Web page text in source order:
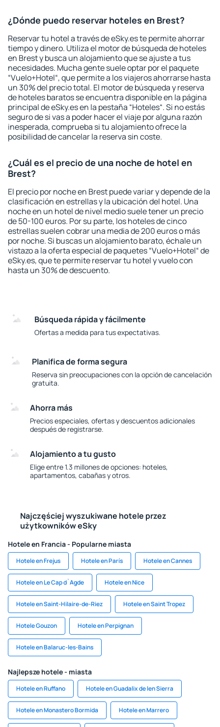
¿Dónde puedo reservar hoteles en Brest?
Reservar tu hotel a través de eSky.es te permite ahorrar
tiempo y dinero. Utiliza el motor de búsqueda de hoteles
en Brest y busca un alojamiento que se ajuste a tus
necesidades. Mucha gente suele optar por el paquete
“Vuelo+Hotel“, que permite a los viajeros ahorrarse hasta
un 30% del precio total. El motor de búsqueda y reserva
de hoteles baratos se encuentra disponible en la página
principal de eSky.es en la pestaña “Hoteles“. Si no estás
seguro de si vas a poder hacer el viaje por alguna razón
inesperada, comprueba si tu alojamiento ofrece la
posibilidad de cancelar la reserva sin coste.
¿Cuál es el precio de una noche de hotel en
Brest?
El precio por noche en Brest puede variar y depende de la
clasificación en estrellas y la ubicación del hotel. Una
noche en un hotel de nivel medio suele tener un precio
de 50-100 euros. Por su parte, los hoteles de cinco
estrellas suelen cobrar una media de 200 euros o más
por noche. Si buscas un alojamiento barato, échale un
vistazo a la oferta especial de paquetes “Vuelo+Hotel“ de
eSky.es, que te permite reservar tu hotel y vuelo con
hasta un 30% de descuento.
Búsqueda rápida y fácilmente
Ofertas a medida para tus expectativas.
Planifica de forma segura
Reserva sin preocupaciones con la opción de cancelación
gratuita.
Ahorra más
Precios especiales, ofertas y descuentos adicionales
después de registrarse.
Alojamiento a tu gusto
Elige entre 1.3 millones de opciones: hoteles,
apartamentos, cabañas y otros.
Najczęściej wyszukiwane hotele przez
użytkowników eSky
Hotele en Francia - Popularne miasta
Hotele en Frejus Hotele en París Hotele en Cannes
Hotele en Le Cap d`Agde Hotele en Nice
Hotele en Saint-Hilaire-de-Riez Hotele en Saint Tropez
Hotele Gouzon Hotele en Perpignan
Hotele en Balaruc-les-Bains
Najlepsze hotele - miasta
Hotele en Ruffano Hotele en Guadalix de len Sierra
Hotele en Monastero Bormida Hotele en Marrero